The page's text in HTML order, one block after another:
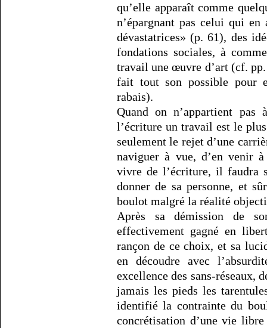
qu’elle apparaît comme
n’épargnant pas celui qui
dévastatrices» (p. 61), des
fondations sociales, à
travail une œuvre d’art (cf.
fait tout son possible pour
rabais).
Quand on n’appartient
l’écriture un travail est le
seulement le rejet d’une
naviguer à vue, d’en venir
vivre de l’écriture, il faudra
donner de sa personne, et
boulot malgré la réalité
Après sa démission de
effectivement gagné en
rançon de ce choix, et sa
en découdre avec
excellence des sans-réseaux,
jamais les pieds les
identifié la contrainte du
concrétisation d’une vie